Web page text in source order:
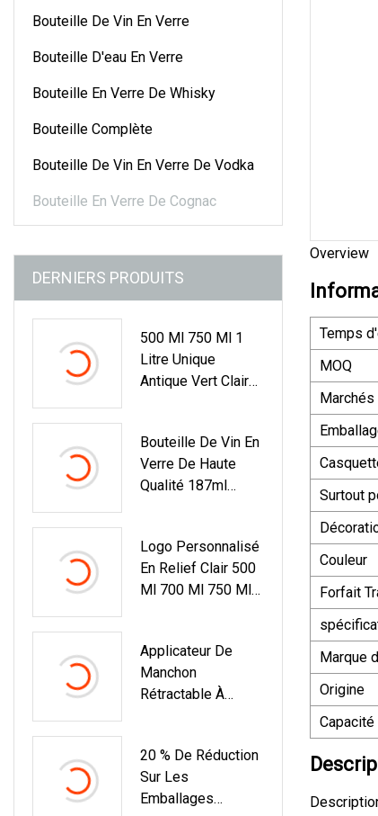
Bouteille De Vin En Verre
Bouteille D'eau En Verre
Bouteille En Verre De Whisky
Bouteille Complète
Bouteille De Vin En Verre De Vodka
Bouteille En Verre De Cognac
DERNIERS PRODUITS
500 Ml 750 Ml 1
Litre Unique
Antique Vert Clair
Bouteille En Verre
De Vin Champagne
Bouteille De Vin
Bouteille De Vin En
Verre De Haute
Qualité 187ml
Maison
Logo Personnalisé
En Relief Clair 500
Ml 700 Ml 750 Ml
Whisky Vodka
Liqueur Spiritueux
Bouteille En Verre
Applicateur De
Manchon
Rétractable À
Bouteille En PET
20 % De Réduction
Sur Les
Emballages
Overview
Temps
MOQ
Marchés
Surtout
Couleur
Forfait
Marque
Origine